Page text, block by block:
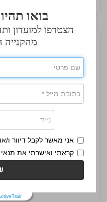
בואו
הצטרפו למועדון
אני מאשר לקבל דיוור ו/
קראתי ואישרתי את